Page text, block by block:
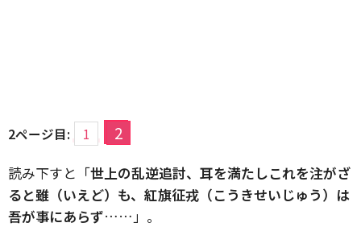
2ページ目: 1 2
読み下すと「世上の乱逆追討、耳を満たしこれを注がざ
ると雖（いえど）も、紅旗征戎（こうきせいじゅう）は
吾が事にあらず……」。